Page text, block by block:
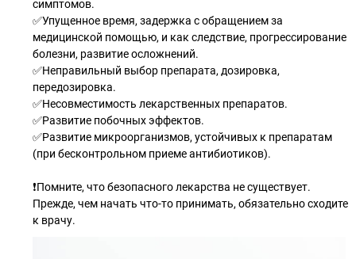
симптомов.
✅Упущенное время, задержка с обращением за
медицинской помощью, и как следствие, прогрессирование
болезни, развитие осложнений.
✅Неправильный выбор препарата, дозировка,
передозировка.
✅Несовместимость лекарственных препаратов.
✅Развитие побочных эффектов.
✅Развитие микроорганизмов, устойчивых к препаратам
(при бесконтрольном приеме антибиотиков).
❗️Помните, что безопасного лекарства не существует.
Прежде, чем начать что-то принимать, обязательно сходите
к врачу.